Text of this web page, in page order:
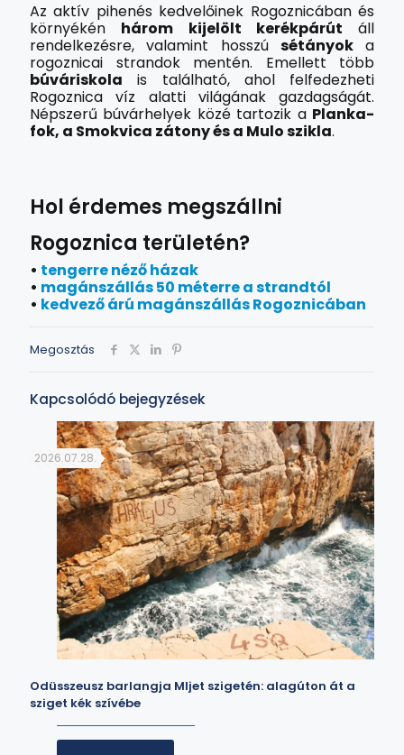
Az aktív pihenés kedvelőinek Rogoznicában és
környékén három kijelölt kerékpárút áll
rendelkezésre, valamint hosszú sétányoka
rogoznicai strandok mentén. Emellett több
búváriskola is található, ahol felfedezheti
Rogoznica víz alatti világának gazdagságát.
Népszerű búvárhelyek közé tartozik a Planka-
fok, a Smokvica zátony és a Mulo szikla.
Hol érdemes megszállni
Rogoznica területén?
• tengerre néző házak
• magánszállás 50 méterre a strandtól
• kedvező árú magánszállás Rogoznicában
Megosztás
Kapcsolódó bejegyzések
2026.07.28.
Odüsszeusz barlangja Mljet szigetén: alagúton át a
sziget kék szívébe